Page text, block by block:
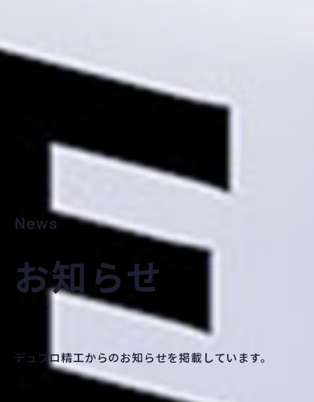
News
お知らせ
デュプロ精工からのお知らせを掲載しています。